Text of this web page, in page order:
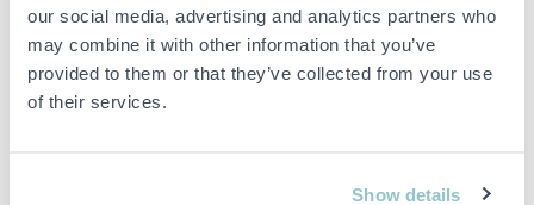
our social media, advertising and analytics partners who
may combine it with other information that you’ve
provided to them or that they’ve collected from your use
of their services.
Show details
Lastutrymmets längd: cirka 2 624 mm
Tillbehör och utrustning